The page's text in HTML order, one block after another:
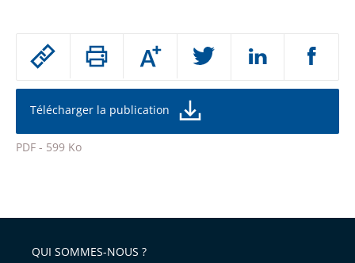
Passer
partage
de
l'article
pour
Augmenter
ou
la
de
police
Télécharger la publication
PDF - 599 Ko
l'article
QUI SOMMES-NOUS ?